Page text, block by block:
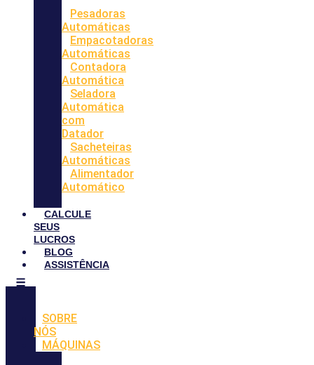
Pesadoras
Automáticas
Empacotadoras
Automáticas
Contadora
Automática
Seladora
Automática
com
Datador
Sacheteiras
Automáticas
Alimentador
Automático
CALCULE
SEUS
LUCROS
BLOG
ASSISTÊNCIA
SOBRE
NÓS
MÁQUINAS